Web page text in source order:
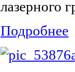
лазерного
Подробнее